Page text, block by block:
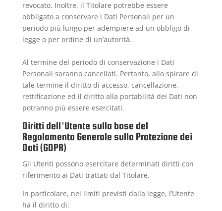
revocato. Inoltre, il Titolare potrebbe essere
obbligato a conservare i Dati Personali per un
periodo più lungo per adempiere ad un obbligo di
legge o per ordine di un’autorità.
Al termine del periodo di conservazione i Dati
Personali saranno cancellati. Pertanto, allo spirare di
tale termine il diritto di accesso, cancellazione,
rettificazione ed il diritto alla portabilità dei Dati non
potranno più essere esercitati.
Diritti dell’Utente sulla base del
Regolamento Generale sulla Protezione dei
Dati (GDPR)
Gli Utenti possono esercitare determinati diritti con
riferimento ai Dati trattati dal Titolare.
In particolare, nei limiti previsti dalla legge, l’Utente
ha il diritto di: